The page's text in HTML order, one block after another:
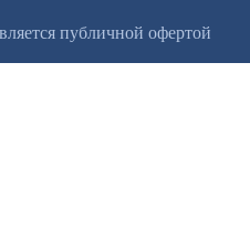
публичной офертой